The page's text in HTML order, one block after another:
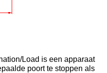
Load is een apparaat
poort te stoppen als